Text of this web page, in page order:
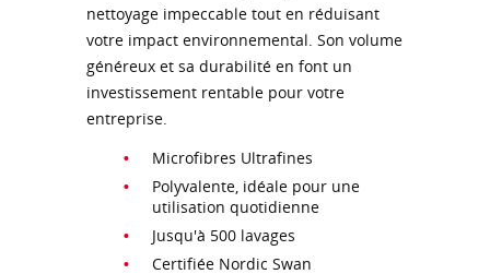
nettoyage impeccable tout en réduisant
votre impact environnemental. Son volume
généreux et sa durabilité en font un
investissement rentable pour votre
entreprise.
Microfibres Ultrafines
Polyvalente, idéale pour une
utilisation quotidienne
Jusqu'à 500 lavages
Certifiée Nordic Swan